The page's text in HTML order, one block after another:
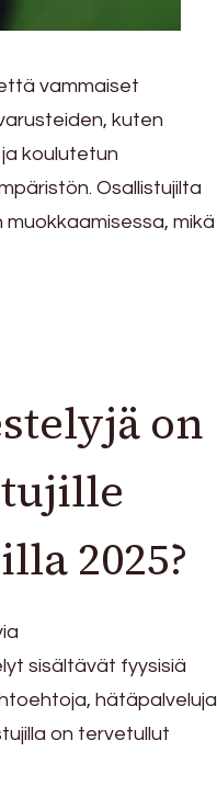
vammaiset
kuten
koulutetun
Osallistujilta
mikä
on
2025?
sisältävät fyysisiä
hätäpalveluja
on tervetullut